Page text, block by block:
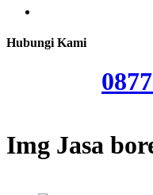
Hubungi Kami
Img Jasa